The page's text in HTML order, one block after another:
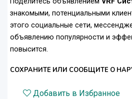
знакомыми, потенциальными
этого социальные сети,
объявлению популярности и
повысится.
СОХРАНИТЕ ИЛИ СООБЩИТЕ О
Добавить в Избранное